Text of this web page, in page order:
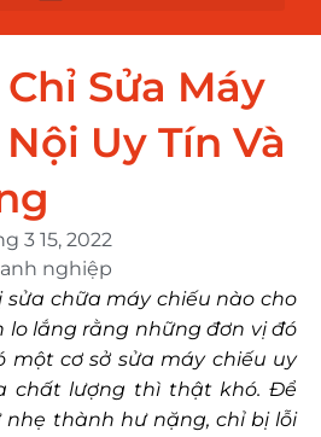
Sửa Máy
Uy Tín Và
3 15, 2022
nghiệp
sửa chữa máy chiếu nào cho
lo lắng rằng những đơn vị đó
một cơ sở sửa máy chiếu uy
chất lượng thì thật khó. Để
thành hư nặng, chỉ bị lỗi